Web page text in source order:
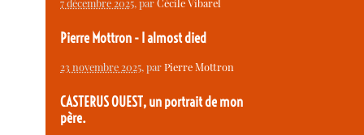
7 décembre 2025, parCécile Vibarel
Pierre Mottron - I almost died
23 novembre 2025, parPierre Mottron
CASTERUS OUEST, un portrait de mon
père.